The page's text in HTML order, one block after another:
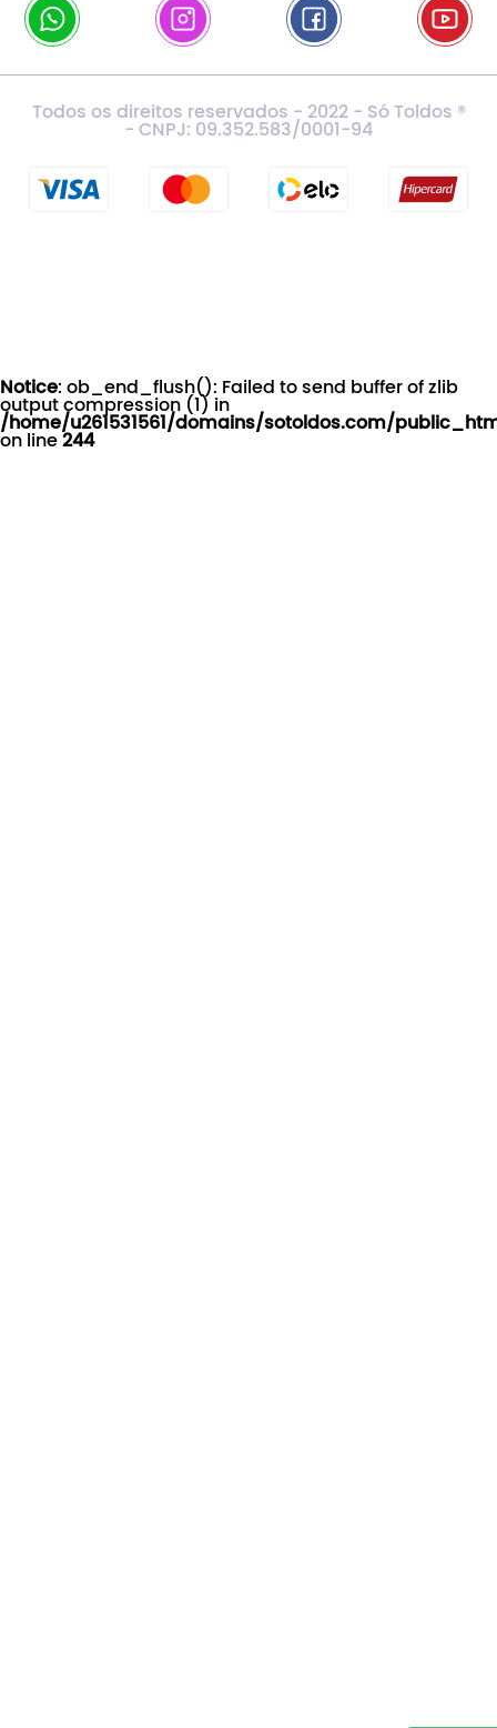
Todos os direitos reservados - 2022 - Só Toldos ®
- CNPJ: 09.352.583/0001-94
Notice: ob_end_flush(): Failed to send buffer of zlib
output compression (1) in
/home/u261531561/domains/sotoldos.com/
on line 244